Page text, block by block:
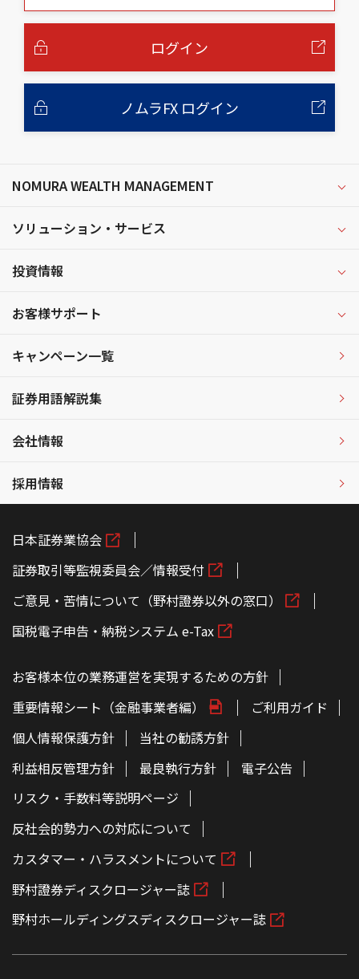
ログイン
ノムラFX ログイン
NOMURA WEALTH MANAGEMENT
ソリューション・サービス
投資情報
お客様サポート
キャンペーン一覧
証券用語解説集
会社情報
採用情報
日本証券業協会
証券取引等監視委員会／情報受付
ご意見・苦情について（野村證券以外の窓口）
国税電子申告・納税システム e-Tax
お客様本位の業務運営を実現するための方針
重要情報シート（金融事業者編）
ご利用ガイド
個人情報保護方針
当社の勧誘方針
利益相反管理方針
最良執行方針
電子公告
リスク・手数料等説明ページ
反社会的勢力への対応について
カスタマー・ハラスメントについて
野村證券ディスクロージャー誌
野村ホールディングスディスクロージャー誌